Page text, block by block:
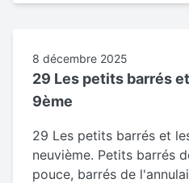
8 décembre 2025
29 Les petits barrés
9ème
29 Les petits barrés et
neuvième. Petits barrés
pouce, barrés de